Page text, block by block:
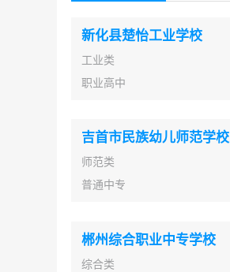
新化县楚怡工业学校
工业类
职业高中
吉首市民族幼儿师范学校
师范类
普通中专
郴州综合职业中专学校
综合类